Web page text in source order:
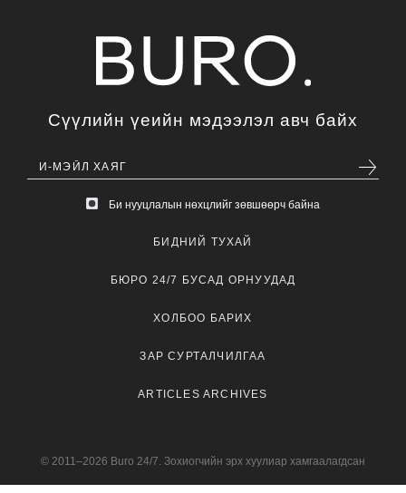
Сүүлийн үеийн мэдээлэл авч байх
Би нууцлалын нөхцлийг зөвшөөрч байна
БИДНИЙ ТУХАЙ
БЮРО 24/7 БУСАД ОРНУУДАД
ХОЛБОО БАРИХ
ЗАР СУРТАЛЧИЛГАА
ARTICLES ARCHIVES
© 2011–2026 Buro 24/7. Зохиогчийн эрх хуулиар хамгаалагдсан